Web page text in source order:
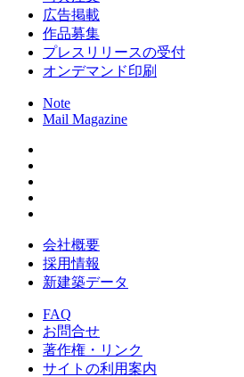
広告掲載
作品募集
プレスリリースの受付
オンデマンド印刷
Note
Mail Magazine
会社概要
採用情報
新建築データ
FAQ
お問合せ
著作権・リンク
サイトの利用案内